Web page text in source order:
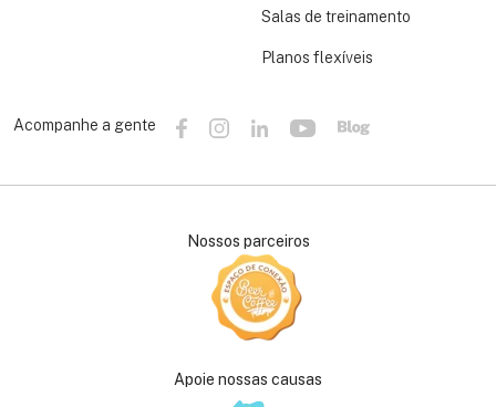
Salas de treinamento
Planos flexíveis
Acompanhe a gente
Nossos parceiros
Apoie nossas causas